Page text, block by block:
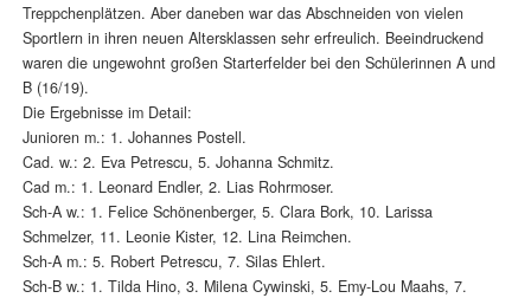
Treppchenplätzen. Aber daneben war das Abschneiden von vielen
Sportlern in ihren neuen Altersklassen sehr erfreulich. Beeindruckend
waren die ungewohnt großen Starterfelder bei den Schülerinnen A und
B (16/19).
Die Ergebnisse im Detail:
Junioren m.: 1. Johannes Postell.
Cad. w.: 2. Eva Petrescu, 5. Johanna Schmitz.
Cad m.: 1. Leonard Endler, 2. Lias Rohrmoser.
Sch-A w.: 1. Felice Schönenberger, 5. Clara Bork, 10. Larissa
Schmelzer, 11. Leonie Kister, 12. Lina Reimchen.
Sch-A m.: 5. Robert Petrescu, 7. Silas Ehlert.
Sch-B w.: 1. Tilda Hino, 3. Milena Cywinski, 5. Emy-Lou Maahs, 7.